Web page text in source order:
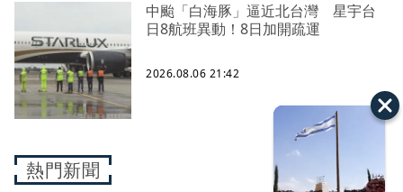
中颱「白海豚」逼近北台灣 星宇台
日8航班異動！8日加開疏運
2026.08.06 21:42
熱門新聞